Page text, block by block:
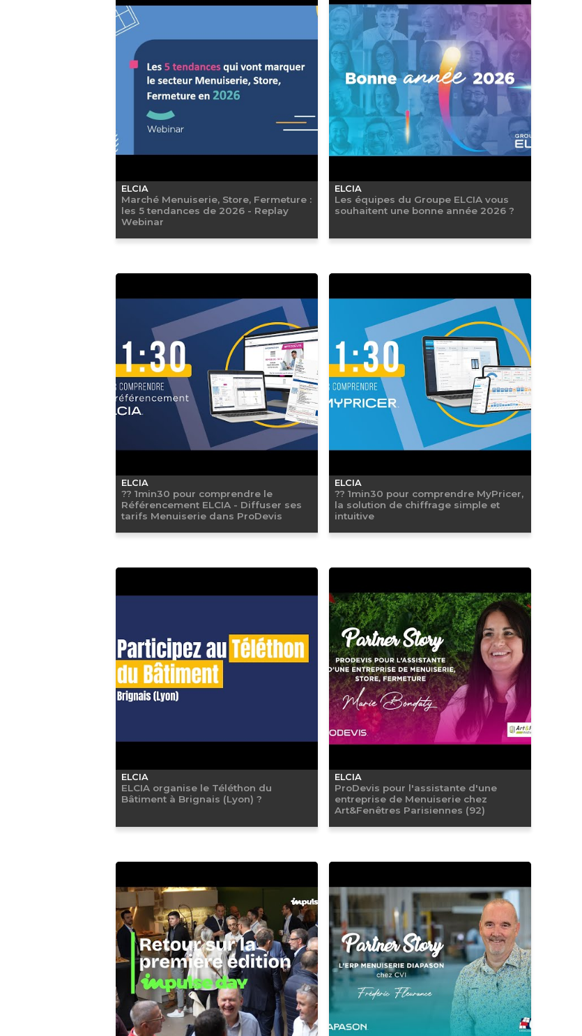
ELCIA
Marché Menuiserie, Store, Fermeture :
les 5 tendances de 2026 - Replay
Webinar
ELCIA
Les équipes du Groupe ELCIA vous
souhaitent une bonne année 2026 ?
ELCIA
?? 1min30 pour comprendre le
Référencement ELCIA - Diffuser ses
tarifs Menuiserie dans ProDevis
ELCIA
?? 1min30 pour comprendre MyPricer,
la solution de chiffrage simple et
intuitive
ELCIA
ELCIA organise le Téléthon du
Bâtiment à Brignais (Lyon) ?
ELCIA
ProDevis pour l'assistante d'une
entreprise de Menuiserie chez
Art&Fenêtres Parisiennes (92)